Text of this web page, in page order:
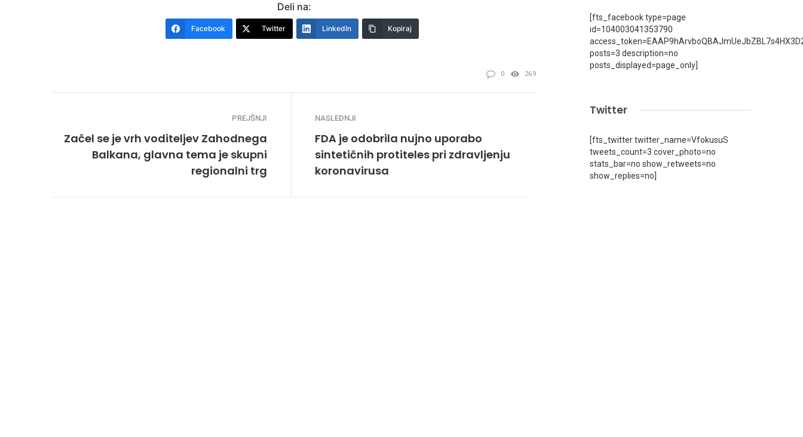
Deli na:
Facebook Twitter LinkedIn Kopiraj
0 269
PREJŠNJI
Začel se je vrh voditeljev Zahodnega
Balkana, glavna tema je skupni
regionalni trg
NASLEDNJI
FDA je odobrila nujno uporabo
sintetičnih protiteles pri zdravljenju
koronavirusa
[fts_facebook type=page
id=104003041353790
posts=3 description=no
posts_displayed=page_only]
Twitter
[fts_twitter twitter_name=VfokusuS
tweets_count=3 cover_photo=no
stats_bar=no show_retweets=no
show_replies=no]